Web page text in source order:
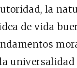
la
de vida
universalidad